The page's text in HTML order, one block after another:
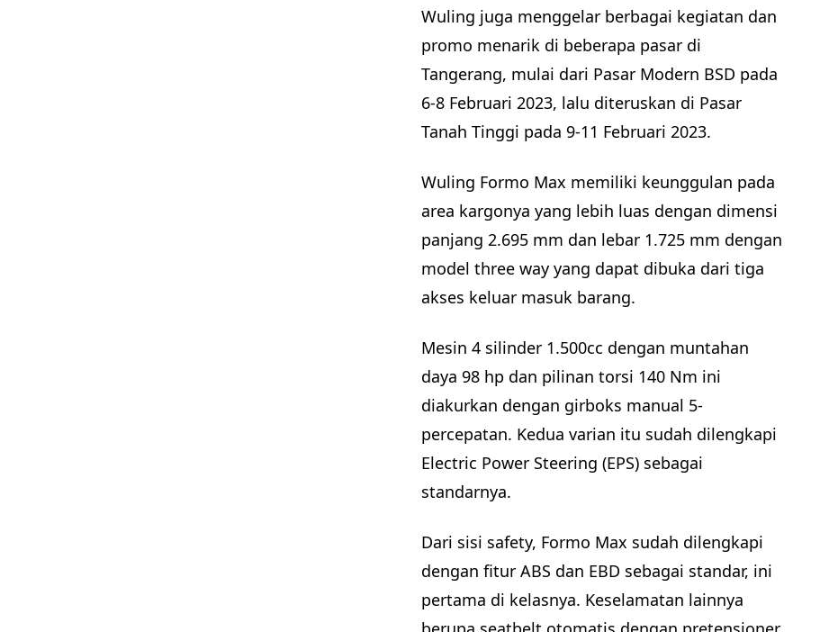
Wuling juga menggelar berbagai kegiatan dan
promo menarik di beberapa pasar di
Tangerang, mulai dari Pasar Modern BSD pada
6-8 Februari 2023, lalu diteruskan di Pasar
Tanah Tinggi pada 9-11 Februari 2023.
Wuling Formo Max memiliki keunggulan pada
area kargonya yang lebih luas dengan dimensi
panjang 2.695 mm dan lebar 1.725 mm dengan
model three way yang dapat dibuka dari tiga
akses keluar masuk barang.
Mesin 4 silinder 1.500cc dengan muntahan
daya 98 hp dan pilinan torsi 140 Nm ini
diakurkan dengan girboks manual 5-
percepatan. Kedua varian itu sudah dilengkapi
Electric Power Steering (EPS) sebagai
standarnya.
Dari sisi safety, Formo Max sudah dilengkapi
dengan fitur ABS dan EBD sebagai standar, ini
pertama di kelasnya. Keselamatan lainnya